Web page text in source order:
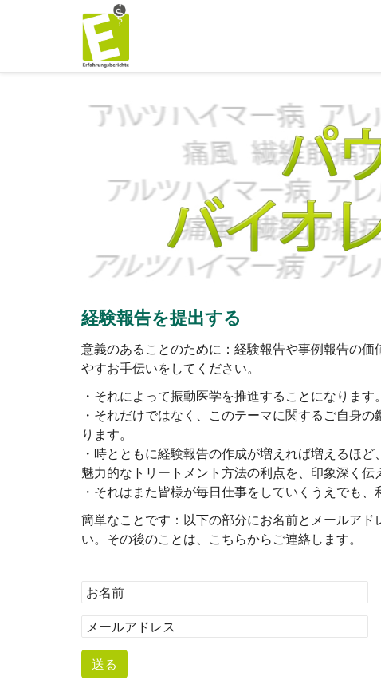
経験報告を提出する
意義のあることのために：経験報告や事例報告の価
やすお手伝いをしてください。
・それによって振動医学を推進することになります。
・それだけではなく、このテーマに関するご自身
ります。
・時とともに経験報告の作成が増えれば増えるほ
魅力的なトリートメント方法の利点を、印象深く伝
・それはまた皆様が毎日仕事をしていくうえでも、
簡単なことです：以下の部分にお名前とメールアド
い。その後のことは、こちらからご連絡します。